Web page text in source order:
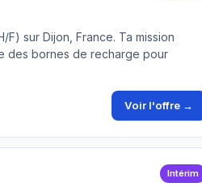
sur Dijon, France. Ta mission
des bornes de recharge pour
Voir l'offre →
Intérim